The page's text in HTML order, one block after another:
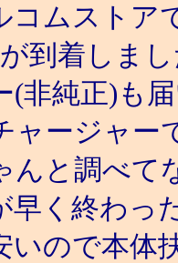
ムストア
到着しま
(非純正)も
ャージャー
んと調べて
早く終わっ
いので本体